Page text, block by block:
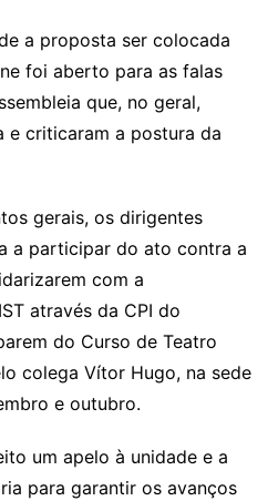
a proposta ser colocada
foi aberto para as falas
que, no geral,
e criticaram a postura da
gerais, os dirigentes
a participar do ato contra a
com a
através da CPI do
do Curso de Teatro
colega Vítor Hugo, na sede
e outubro.
um apelo à unidade e a
para garantir os avanços